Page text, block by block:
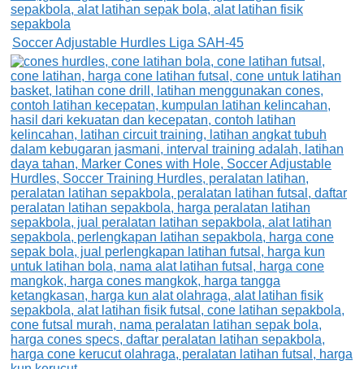
Soccer Adjustable Hurdles Liga SAH-45